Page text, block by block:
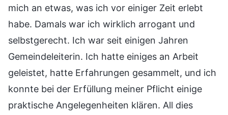
mich an etwas, was ich vor einiger Zeit erlebt
habe. Damals war ich wirklich arrogant und
selbstgerecht. Ich war seit einigen Jahren
Gemeindeleiterin. Ich hatte einiges an Arbeit
geleistet, hatte Erfahrungen gesammelt, und ich
konnte bei der Erfüllung meiner Pflicht einige
praktische Angelegenheiten klären. All dies